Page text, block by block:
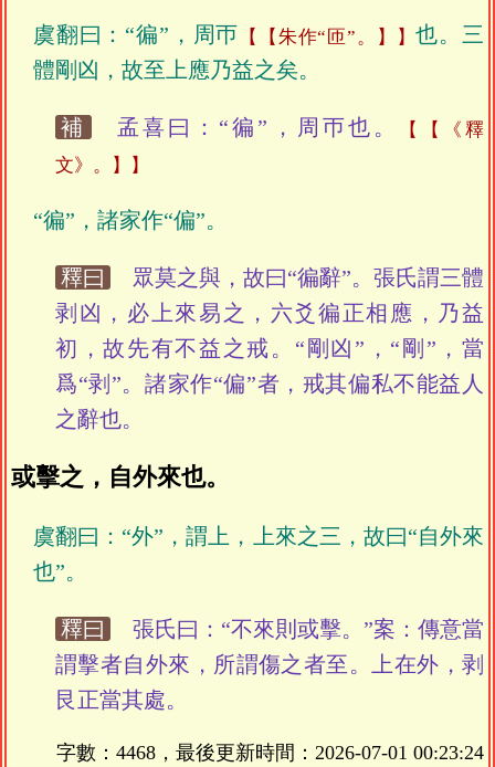
虞翻曰：“徧”，周帀 【朱作“匝”。】
也。三
體剛凶，故至上應乃益之矣。
補 孟喜曰：“徧”，周帀也。
【《釋
文》。】
“徧”，諸家作“偏”。
釋曰
眾莫之與，故曰“徧辭”。張氏謂三體
剥凶，必上來易之，六爻徧正相應，乃益
初，故先有不益之戒。“剛凶”，“剛”，當
爲“剥”。諸家作“偏”者，戒其偏私不能益人
之辭也。
或擊之，自外來也。
虞翻曰：“外”，謂上，上來之三，故曰“自外來
也”。
釋曰
張氏曰：“不來則或擊。”案：傳意當
謂擊者自外來，所謂傷之者至。上在外，剥
艮正當其處。
字數：4468，最後更新時間： 2026-07-01 00:23:24